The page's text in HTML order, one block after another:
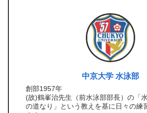
中京大学 水泳部
創部1957年
(故)鶴峯治先生（前水泳部部長）の「
の道なり」という教えを基に日々の練